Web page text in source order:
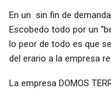
En un sin fin de
Escobedo todo por un
lo peor de todo es que
del erario a la empresa
La empresa DOMOS